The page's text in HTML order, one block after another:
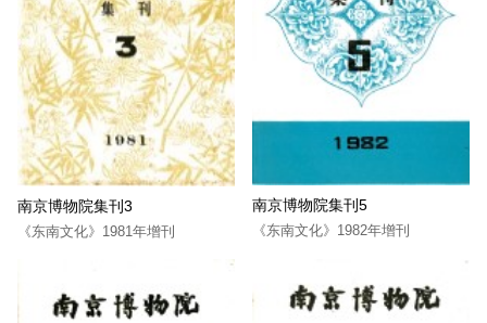
南京博物院集刊3
《东南文化》1981年增刊
南京博物院集刊5
《东南文化》1982年增刊